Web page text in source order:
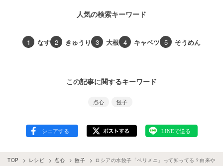
人気の検索キーワード
1 なす 2 きゅうり 3 大根 4 キャベツ 5 そうめん
この記事に関するキーワード
点心 餃子
TOP レシピ 点心 餃子 ロシアの水餃子「ペリメニ」って知ってる？由来や